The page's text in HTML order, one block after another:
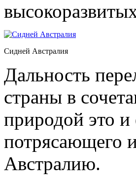
Сидней Австралия
Дальность
страны в
природой это
потрясающего
Австралию.